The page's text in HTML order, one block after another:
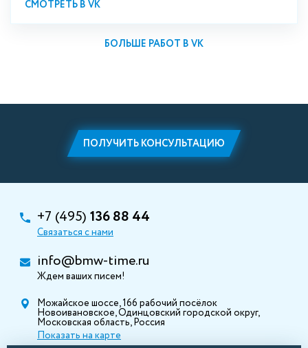
СМОТРЕТЬ В VK
БОЛЬШЕ РАБОТ В VK
ПОЛУЧИТЬ КОНСУЛЬТАЦИЮ
+7 (495) 136 88 44
Связаться с нами
info@bmw-time.ru
Ждем ваших писем!
Можайское шоссе, 166 рабочий посёлок
Новоивановское, Одинцовский городской округ,
Московская область, Россия
Показать на карте